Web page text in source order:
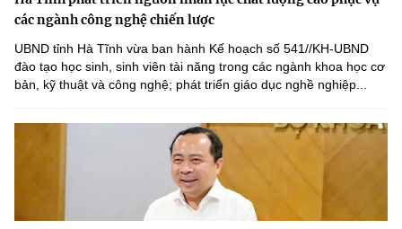
các ngành công nghệ chiến lược
UBND tỉnh Hà Tĩnh vừa ban hành Kế hoạch số 541//KH-UBND
đào tạo học sinh, sinh viên tài năng trong các ngành khoa học cơ
bản, kỹ thuật và công nghệ; phát triển giáo dục nghề nghiệp...